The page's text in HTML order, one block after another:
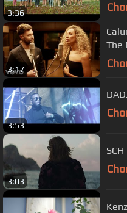
3:36
3:17
The
3:53
3:03